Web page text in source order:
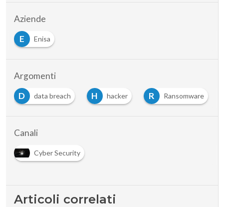
Aziende
E
Enisa
Argomenti
D data breach H hacker R Ransomware
Canali
Cyber Security
Articoli correlati